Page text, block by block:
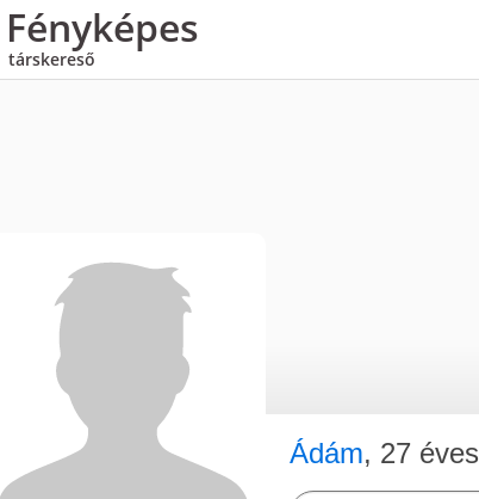
Fényképes
társkereső
Ádám, 27 éves